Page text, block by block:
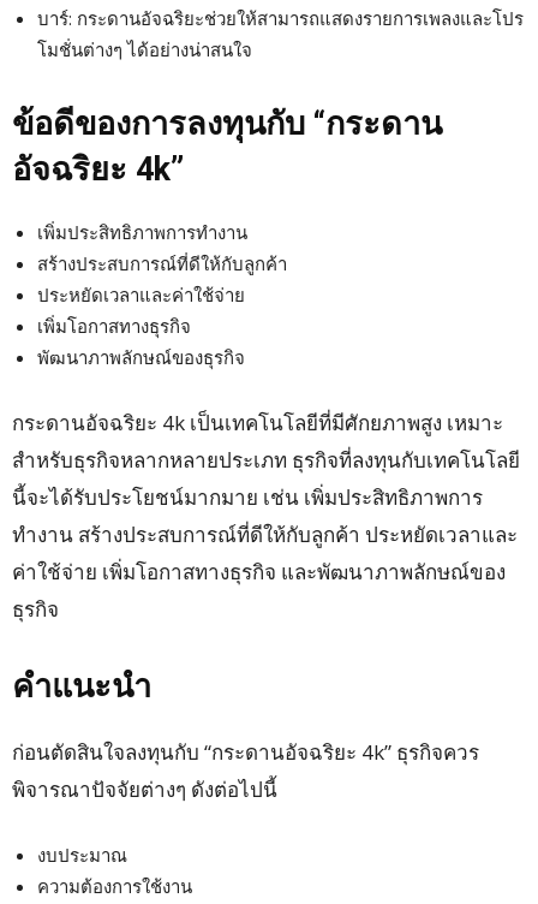
บาร์: กระดานอัจฉริยะช่วยให้สามารถแสดงรายการเพลงและโปร
โมชั่นต่างๆ ได้อย่างน่าสนใจ
ข้อดีของการลงทุนกับ “กระดาน
อัจฉริยะ 4k”
เพิ่มประสิทธิภาพการทำงาน
สร้างประสบการณ์ที่ดีให้กับลูกค้า
ประหยัดเวลาและค่าใช้จ่าย
เพิ่มโอกาสทางธุรกิจ
พัฒนาภาพลักษณ์ของธุรกิจ
กระดานอัจฉริยะ 4k เป็นเทคโนโลยีที่มีศักยภาพสูง เหมาะ
สำหรับธุรกิจหลากหลายประเภท ธุรกิจที่ลงทุนกับเทคโนโลยี
นี้จะได้รับประโยชน์มากมาย เช่น เพิ่มประสิทธิภาพการ
ทำงาน สร้างประสบการณ์ที่ดีให้กับลูกค้า ประหยัดเวลาและ
ค่าใช้จ่าย เพิ่มโอกาสทางธุรกิจ และพัฒนาภาพลักษณ์ของ
ธุรกิจ
คำแนะนำ
ก่อนตัดสินใจลงทุนกับ “กระดานอัจฉริยะ 4k” ธุรกิจควร
พิจารณาปัจจัยต่างๆ ดังต่อไปนี้
งบประมาณ
ความต้องการใช้งาน